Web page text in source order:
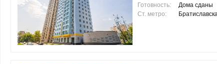
Готовность:
Дома сданы
Ст. метро: